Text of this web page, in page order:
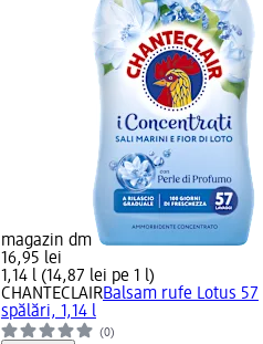
magazin dm
16,95 lei
1,14 l (14,87 lei pe 1 l)
CHANTECLAIRBalsam rufe Lotus 57
spălări, 1,14 l
(0)